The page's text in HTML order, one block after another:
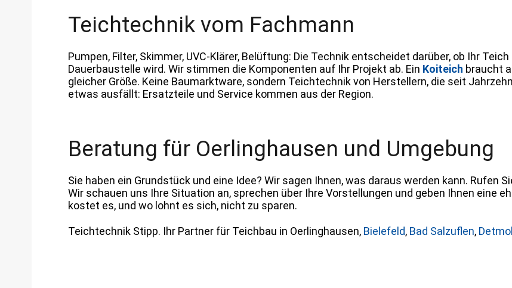
Teichtechnik vom Fachmann
Pumpen, Filter, Skimmer, UVC-Klärer, Belüftung: Die Technik entscheidet darüber, ob Ihr
Dauerbaustelle wird. Wir stimmen die Komponenten auf Ihr Projekt ab. Ein Koiteich braucht
gleicher Größe. Keine Baumarktware, sondern Teichtechnik von Herstellern, die seit
etwas ausfällt: Ersatzteile und Service kommen aus der Region.
Beratung für Oerlinghausen und Umgebung
Sie haben ein Grundstück und eine Idee? Wir sagen Ihnen, was daraus werden kann. Rufen
Wir schauen uns Ihre Situation an, sprechen über Ihre Vorstellungen und geben Ihnen eine
kostet es, und wo lohnt es sich, nicht zu sparen.
Teichtechnik Stipp. Ihr Partner für Teichbau in Oerlinghausen, Bielefeld, Bad Salzuflen,